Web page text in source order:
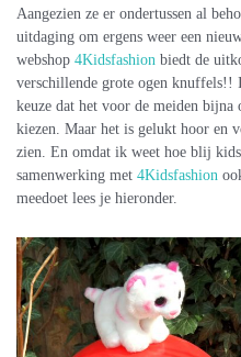
Aangezien ze er ondertussen al
uitdaging om ergens weer een
webshop 4Kidsfashion biedt de
verschillende grote ogen knuffels!!
keuze dat het voor de meiden
kiezen. Maar het is gelukt hoor en
zien. En omdat ik weet hoe blij
samenwerking met 4Kidsfashion
meedoet lees je hieronder.